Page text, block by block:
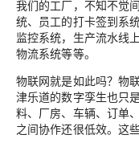
我们的工厂，不知不觉
统、员工的打卡签到系
监控系统，生产流水线
物流系统等等。
物联网就是如此吗？物
津乐道的数字孪生也只
料、厂房、车辆、订单
之间协作还很低效。这